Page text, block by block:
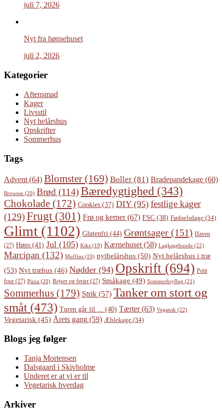
juli 7, 2026
Nyt fra hønsehuset
juli 2, 2026
Kategorier
Aftensmad
Kager
Livsstil
Nyt helårshus
Opskrifter
Sommerhus
Tags
Advent (64) Blomster (169) Boller (81) Bradepandekage (60)
Brownie (20) Brød (114)Bæredygtighed (343)
Chokolade (172) Cookies (37) DIY(95) festlige kager
(129)Frugt(301) Frø og kerner(67) FSC (38) Fødselsdage (34)
Glimt (1102) Glutenfri (44) Grøntsager (151) Haven
(27) Høns (41) Jul (105) Kiks (19) Kærnehuset (58) Lagkagebunde (22)
Marcipan (132) Muffins (19) nythelårshus (50) Nyt helårshus i træ
(53) Nyt træhus (46) Nødder (94) Opskrift (694) Petit
four (27) Pizza (20) Rejser og ferier (27) Småkage (49) Sommerbryllup (21)
Sommerhus (179) Strik (57) Tanker om stort og
småt (473) Turen går til ... (40) Tærter(63) Vegansk (22)
Vegetarisk (45) Årets gang (59) Æblekage (34)
Blogs jeg følger
Tanja Mortensen
Dalsgaard i Skivholme
Underet er at vi er til
Vegetarisk hverdag
Arkiver